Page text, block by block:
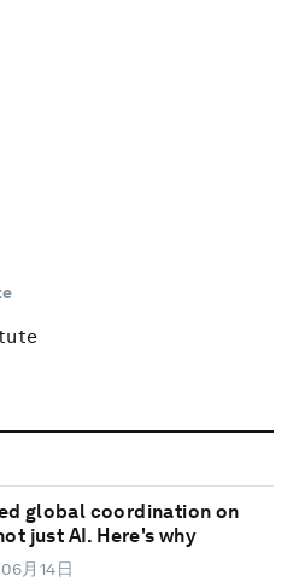
global coordination on
just AI. Here's why
月14日